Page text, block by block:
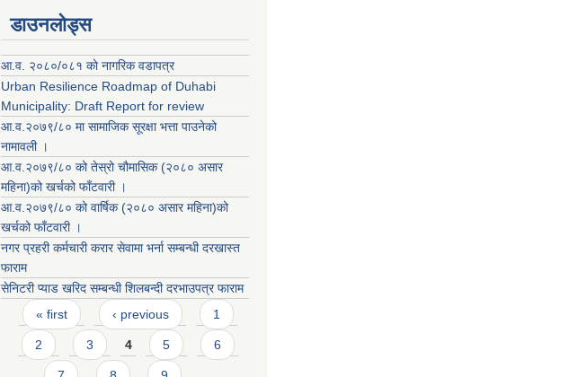
डाउनलोड्स
आ.व. २०८०/०८१ काे नागरिक वडापत्र
Urban Resilience Roadmap of Duhabi
Municipality: Draft Report for review
आ.व.२०७९/८० मा सामाजिक सूरक्षा भत्ता पाउनेको
नामावली ।
आ.व.२०७९/८० को तेस्रो चौमासिक (२०८० असार
महिना)को खर्चको फाँटवारी ।
आ.व.२०७९/८० को वार्षिक (२०८० असार महिना)को
खर्चको फाँटवारी ।
नगर प्रहरी कर्मचारी करार सेवामा भर्ना सम्बन्धी दरखास्त
फाराम
सेनिटरी प्याड खरिद सम्बन्धी शिलबन्दी दरभाउपत्र फाराम
Pages
« first ‹ previous 1
2 3 4 5 6